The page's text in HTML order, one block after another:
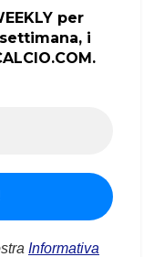
per
i
Informativa